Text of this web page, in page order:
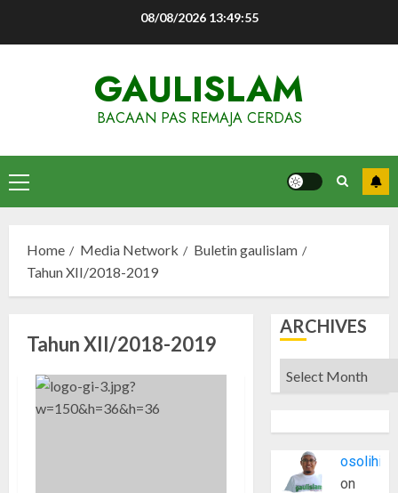
08/08/2026 13:49:56
GAULISLAM
BACAAN PAS REMAJA CERDAS
Primary
Menu
Home Media Network
Buletin gaulislam
Tahun XII/2018-2019
Tahun XII/2018-2019
ARCHIVES
Archives
osolihin
on